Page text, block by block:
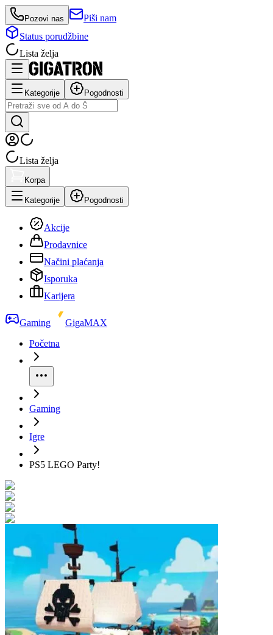
Pozovi nas
Piši nam
Status porudžbine
Lista želja
Kategorije Pogodnosti
Lista želja
Korpa
Kategorije Pogodnosti
Akcije
Prodavnice
Načini plaćanja
Isporuka
Karijera
Gaming
GigaMAX
Početna
Gaming
Igre
PS5 LEGO Party!